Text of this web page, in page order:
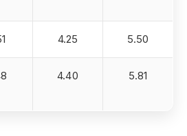
4.25 5.50
4.40 5.81